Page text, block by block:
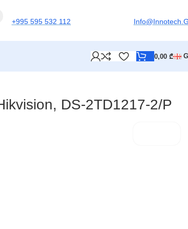
+995 595 532 112
0,00₾
DS-2TD1217-2/P